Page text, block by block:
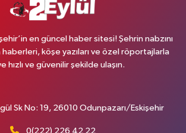
en güncel haber sitesi! Şehrin nabzını
köşe yazıları ve özel röportajlarla
hızlı ve güvenilir şekilde ulaşın.
Sk No: 19, 26010 Odunpazarı/Eskişehir
0(222) 226 42 22